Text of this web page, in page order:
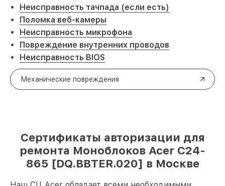
Неисправность тачпада (если есть)
Поломка веб-камеры
Неисправность микрофона
Повреждение внутренних проводов
Неисправность BIOS
Механические повреждения
Сертификаты авторизации для
ремонта Моноблоков Acer C24-
865 [DQ.BBTER.020] в Москве